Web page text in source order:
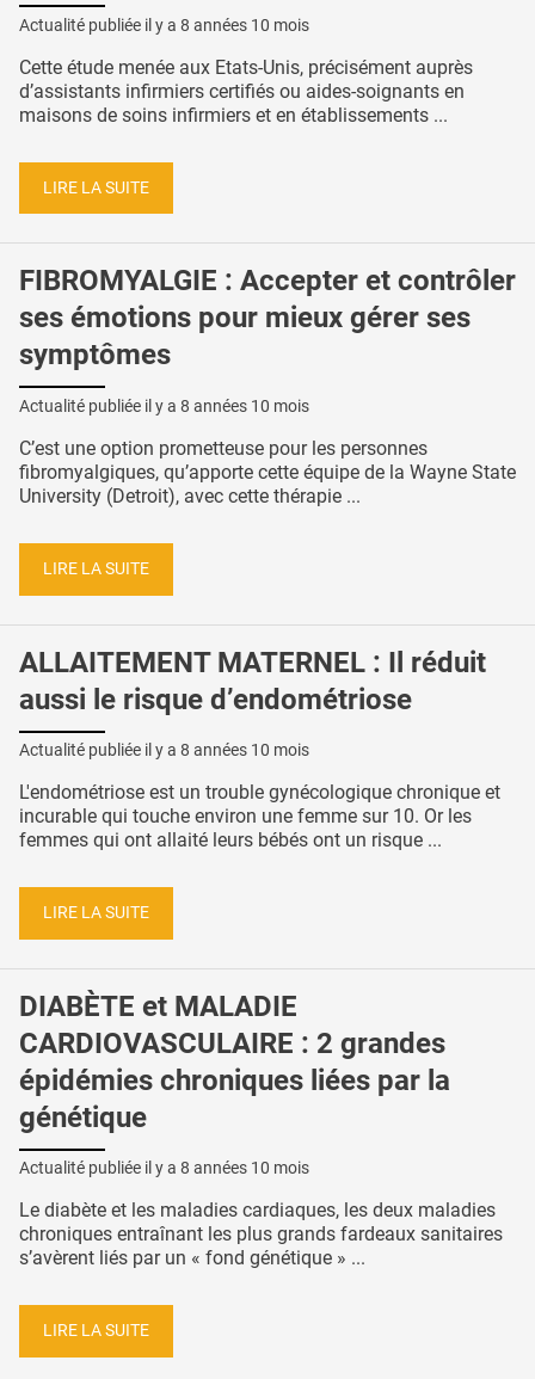
Actualité publiée il y a 8 années 10 mois
Cette étude menée aux Etats-Unis, précisément auprès
d’assistants infirmiers certifiés ou aides-soignants en
maisons de soins infirmiers et en établissements ...
LIRE LA SUITE
FIBROMYALGIE : Accepter et contrôler
ses émotions pour mieux gérer ses
symptômes
Actualité publiée il y a 8 années 10 mois
C’est une option prometteuse pour les personnes
fibromyalgiques, qu’apporte cette équipe de la Wayne State
University (Detroit), avec cette thérapie ...
LIRE LA SUITE
ALLAITEMENT MATERNEL : Il réduit
aussi le risque d’endométriose
Actualité publiée il y a 8 années 10 mois
L'endométriose est un trouble gynécologique chronique et
incurable qui touche environ une femme sur 10. Or les
femmes qui ont allaité leurs bébés ont un risque ...
LIRE LA SUITE
DIABÈTE et MALADIE
CARDIOVASCULAIRE : 2 grandes
épidémies chroniques liées par la
génétique
Actualité publiée il y a 8 années 10 mois
Le diabète et les maladies cardiaques, les deux maladies
chroniques entraînant les plus grands fardeaux sanitaires
s’avèrent liés par un « fond génétique » ...
LIRE LA SUITE